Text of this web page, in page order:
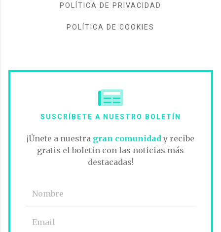
POLÍTICA DE PRIVACIDAD
POLÍTICA DE COOKIES
SUSCRÍBETE A NUESTRO BOLETÍN
¡Únete a nuestra gran comunidady recibe
gratis el boletín con las noticias más
destacadas!